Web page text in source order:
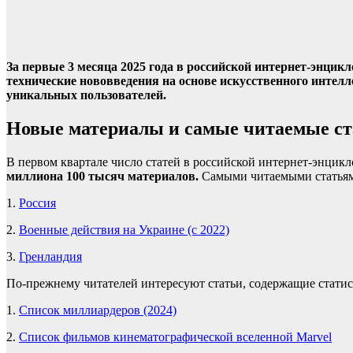
За первые 3 месяца 2025 года в российской интернет-
технические нововведения на основе искусственного
уникальных пользователей.
Новые материалы и самые читаемые
В первом квартале число статей в российской интернет-
миллиона 100 тысяч материалов. Самыми читаемыми
1. Россия
2. Военные действия на Украине (с 2022)
3. Гренландия
По-прежнему читателей интересуют статьи, содержащие
1. Список миллиардеров (2024)
2. Список фильмов кинематографической вселенной Marvel